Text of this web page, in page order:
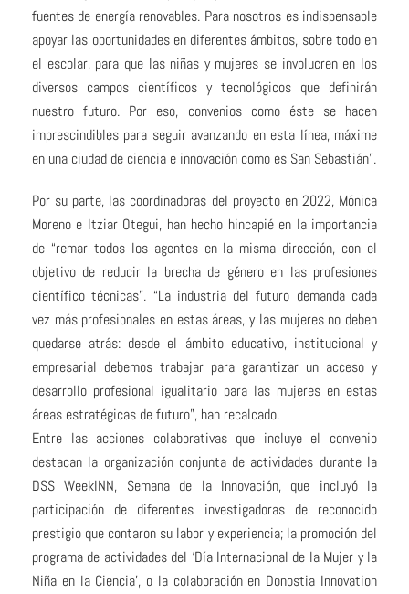
fuentes de energía renovables. Para nosotros es indispensable
apoyar las oportunidades en diferentes ámbitos, sobre todo en
el escolar, para que las niñas y mujeres se involucren en los
diversos campos científicos y tecnológicos que definirán
nuestro futuro. Por eso, convenios como éste se hacen
imprescindibles para seguir avanzando en esta línea, máxime
en una ciudad de ciencia e innovación como es San Sebastián”.
Por su parte, las coordinadoras del proyecto en 2022, Mónica
Moreno e Itziar Otegui, han hecho hincapié en la importancia
de “remar todos los agentes en la misma dirección, con el
objetivo de reducir la brecha de género en las profesiones
científico técnicas”. “La industria del futuro demanda cada
vez más profesionales en estas áreas, y las mujeres no deben
quedarse atrás: desde el ámbito educativo, institucional y
empresarial debemos trabajar para garantizar un acceso y
desarrollo profesional igualitario para las mujeres en estas
áreas estratégicas de futuro”, han recalcado.
Entre las acciones colaborativas que incluye el convenio
destacan la organización conjunta de actividades durante la
DSS WeekINN, Semana de la Innovación, que incluyó la
participación de diferentes investigadoras de reconocido
prestigio que contaron su labor y experiencia; la promoción del
programa de actividades del ‘Día Internacional de la Mujer y la
Niña en la Ciencia’, o la colaboración en Donostia Innovation